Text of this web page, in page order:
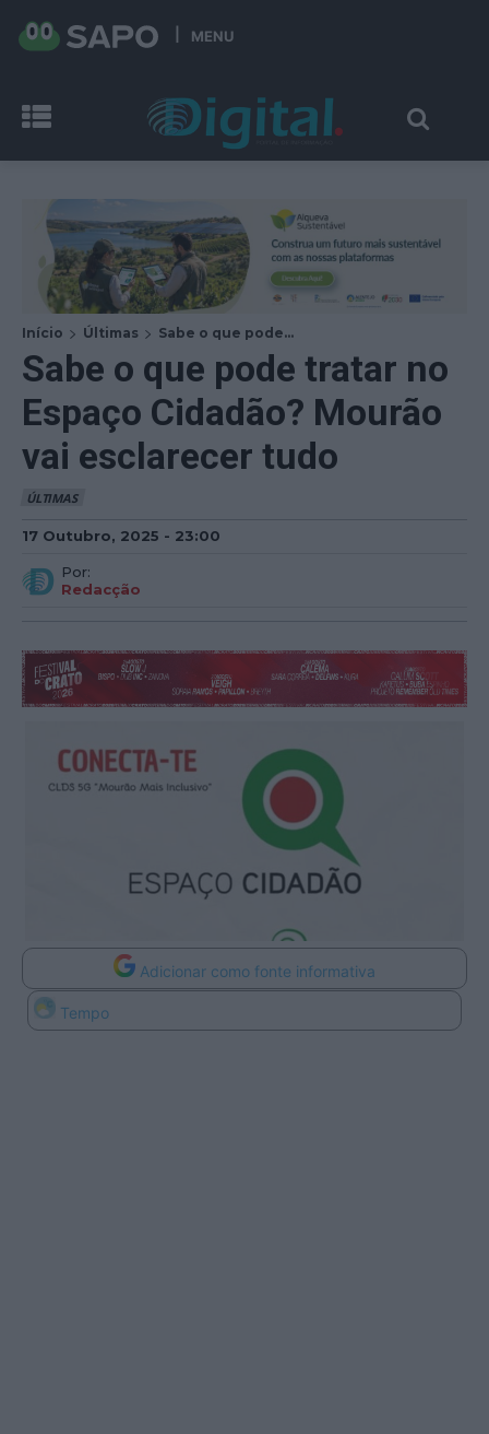
MENU
Início Últimas Sabe o que pode...
Sabe o que pode tratar no
Espaço Cidadão? Mourão
vai esclarecer tudo
ÚLTIMAS
17 Outubro, 2025 - 23:00
Por:
Redacção
Adicionar como fonte informativa
Tempo